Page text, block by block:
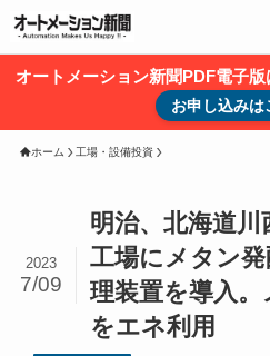
オートメーション新聞PDF電子
お申し込みは
ホーム 工場・設備投資
明治、北海道
工場にメタン
理装置を導入
をエネ利用
2023
7/09